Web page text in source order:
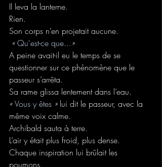
Il leva la lanterne.
Rien.
Son corps n’en projetait aucune.
« Qu'est-ce que...»
A peine avait-il eu le temps de se
questionner sur ce phénomène que le
passeur s’arrêta.
Sa rame glissa lentement dans l’eau.
« Vous y êtes » lui dit le passeur, avec la
même voix calme.
Archibald sauta à terre.
L’air y était plus froid, plus dense.
Chaque inspiration lui brûlait les
poumons.